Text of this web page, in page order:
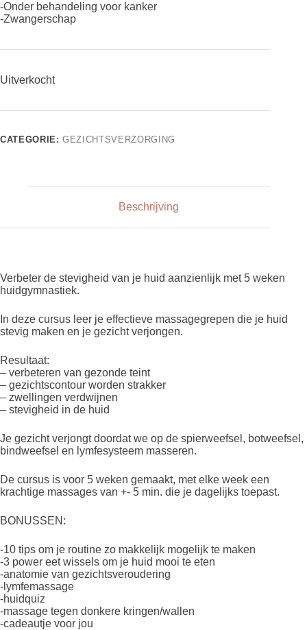
-Onder behandeling voor kanker
-Zwangerschap
Uitverkocht
CATEGORIE:GEZICHTSVERZORGING
Beschrijving
Verbeter de stevigheid van je huid aanzienlijk met 5 weken
huidgymnastiek.
In deze cursus leer je effectieve massagegrepen die je huid
stevig maken en je gezicht verjongen.
Resultaat:
– verbeteren van gezonde teint
– gezichtscontour worden strakker
– zwellingen verdwijnen
– stevigheid in de huid
Je gezicht verjongt doordat we op de spierweefsel, botweefsel,
bindweefsel en lymfesysteem masseren.
De cursus is voor 5 weken gemaakt, met elke week een
krachtige massages van +- 5 min. die je dagelijks toepast.
BONUSSEN:
-10 tips om je routine zo makkelijk mogelijk te maken
-3 power eet wissels om je huid mooi te eten
-anatomie van gezichtsveroudering
-lymfemassage
-huidquiz
-massage tegen donkere kringen/wallen
-cadeautje voor jou